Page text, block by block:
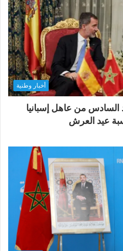
أخبار وطنية
السادس من عاهل إسبانيا
عيد العرش